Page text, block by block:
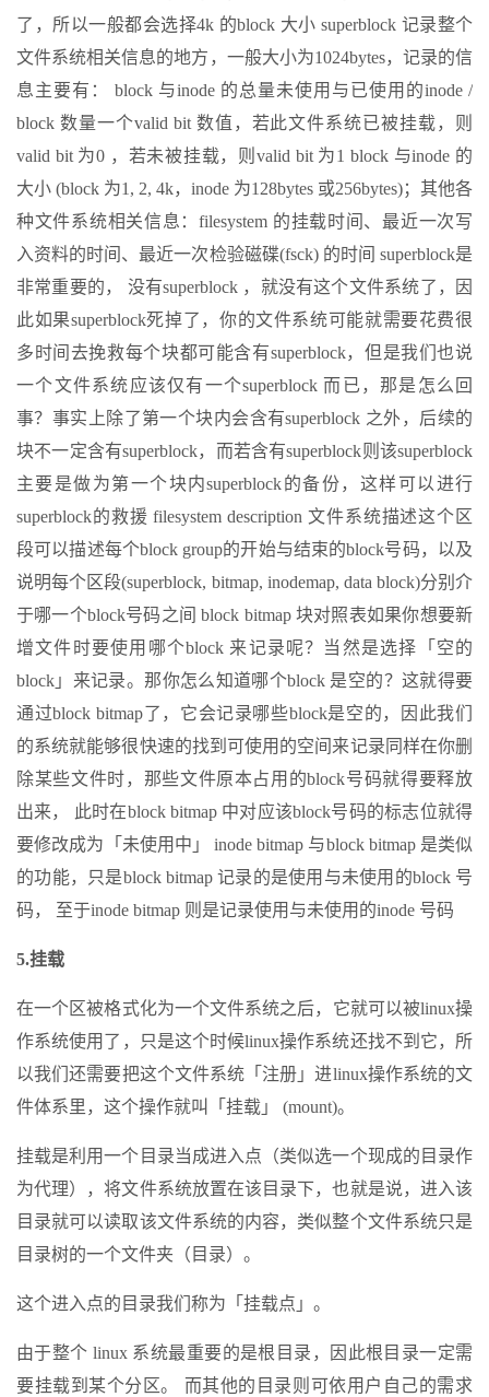
了，所以一般都会选择4k 的block 大小 superblock 记录整个
文件系统相关信息的地方，一般大小为1024bytes，记录的信
息主要有： block 与inode 的总量未使用与已使用的inode /
block 数量一个valid bit 数值，若此文件系统已被挂载，则
valid bit 为0 ，若未被挂载，则valid bit 为1 block 与inode 的
大小 (block 为1, 2, 4k，inode 为128bytes 或256bytes)；其他各
种文件系统相关信息：filesystem 的挂载时间、最近一次写
入资料的时间、最近一次检验磁碟(fsck) 的时间 superblock是
非常重要的， 没有superblock ，就没有这个文件系统了，因
此如果superblock死掉了，你的文件系统可能就需要花费很
多时间去挽救每个块都可能含有superblock，但是我们也说
一个文件系统应该仅有一个superblock 而已，那是怎么回
事？事实上除了第一个块内会含有superblock 之外，后续的
块不一定含有superblock，而若含有superblock则该superblock
主要是做为第一个块内superblock的备份，这样可以进行
superblock的救援 filesystem description 文件系统描述这个区
段可以描述每个block group的开始与结束的block号码，以及
说明每个区段(superblock, bitmap, inodemap, data block)分别介
于哪一个block号码之间 block bitmap 块对照表如果你想要新
增文件时要使用哪个block 来记录呢？当然是选择「空的
block」来记录。那你怎么知道哪个block 是空的？这就得要
通过block bitmap了，它会记录哪些block是空的，因此我们
的系统就能够很快速的找到可使用的空间来记录同样在你删
除某些文件时，那些文件原本占用的block号码就得要释放
出来， 此时在block bitmap 中对应该block号码的标志位就得
要修改成为「未使用中」 inode bitmap 与block bitmap 是类似
的功能，只是block bitmap 记录的是使用与未使用的block 号
码， 至于inode bitmap 则是记录使用与未使用的inode 号码
5.挂载
在一个区被格式化为一个文件系统之后，它就可以被linux操
作系统使用了，只是这个时候linux操作系统还找不到它，所
以我们还需要把这个文件系统「注册」进linux操作系统的文
件体系里，这个操作就叫「挂载」 (mount)。
挂载是利用一个目录当成进入点（类似选一个现成的目录作
为代理），将文件系统放置在该目录下，也就是说，进入该
目录就可以读取该文件系统的内容，类似整个文件系统只是
目录树的一个文件夹（目录）。
这个进入点的目录我们称为「挂载点」。
由于整个 linux 系统最重要的是根目录，因此根目录一定需
要挂载到某个分区。 而其他的目录则可依用户自己的需求